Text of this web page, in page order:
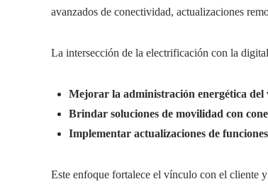
avanzados de conectividad, actualizaciones
La intersección de la electrificación con la
Mejorar la administración energética del
Brindar soluciones de movilidad con
Implementar actualizaciones de
Este enfoque fortalece el vínculo con el cliente